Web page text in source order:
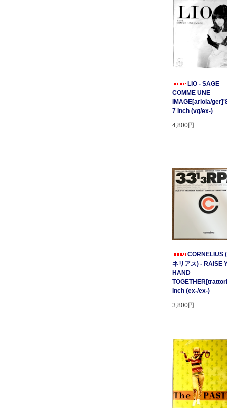
LIO - SAGE
COMME UNE
IMAGE[ariola/
7 Inch (vg/ex-)
4,800円
CORNELIUS
ネリアス) - RAISE
HAND
Inch (ex-/ex-)
3,800円